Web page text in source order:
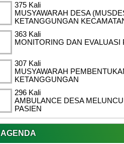
375 Kali
MUSYAWARAH DESA
KETANGGUNGAN
363 Kali
MONITORING DAN
307 Kali
MUSYAWARAH
KETANGGUNGAN
296 Kali
AMBULANCE DESA
PASIEN
AGENDA